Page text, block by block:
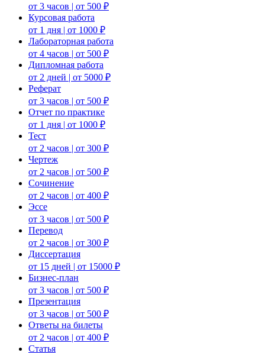
от 3 часов | от 500 ₽
Курсовая работа
от 1 дня | от 1000 ₽
Лабораторная работа
от 4 часов | от 500 ₽
Дипломная работа
от 2 дней | от 5000 ₽
Реферат
от 3 часов | от 500 ₽
Отчет по практике
от 1 дня | от 1000 ₽
Тест
от 2 часов | от 300 ₽
Чертеж
от 2 часов | от 500 ₽
Сочинение
от 2 часов | от 400 ₽
Эссе
от 3 часов | от 500 ₽
Перевод
от 2 часов | от 300 ₽
Диссертация
от 15 дней | от 15000 ₽
Бизнес-план
от 3 часов | от 500 ₽
Презентация
от 3 часов | от 500 ₽
Ответы на билеты
от 2 часов | от 400 ₽
Статья